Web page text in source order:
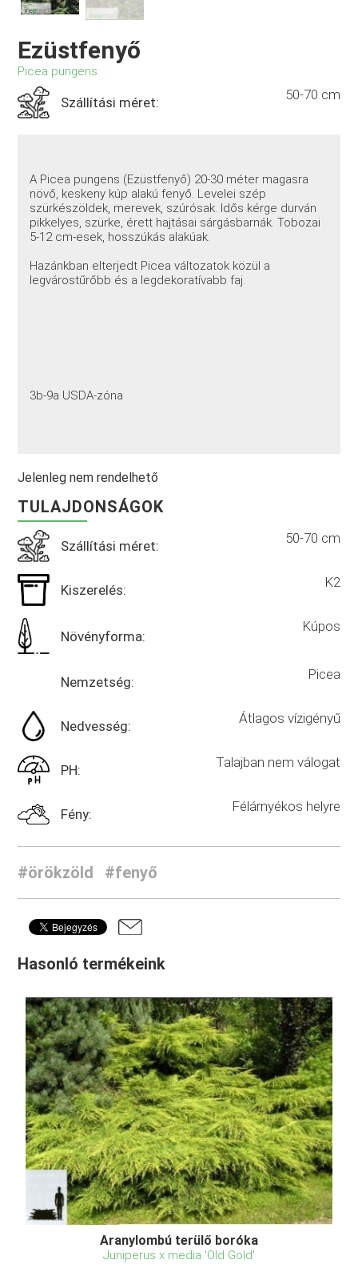
Ezüstfenyő
Picea pungens
Szállítási méret: 50-70 cm
A Picea pungens (Ezüstfenyő) 20-30 méter magasra
növő, keskeny kúp alakú fenyő. Levelei szép
szürkészöldek, merevek, szúrósak. Idős kérge durván
pikkelyes, szürke, érett hajtásai sárgásbarnák. Tobozai
5-12 cm-esek, hosszúkás alakúak.
Hazánkban elterjedt Picea változatok közül a
legvárostűrőbb és a legdekoratívabb faj.
3b-9a USDA-zóna
Jelenleg nem rendelhető
TULAJDONSÁGOK
Szállítási méret: 50-70 cm
Kiszerelés: K2
Növényforma:
Kúpos
Nemzetség: Picea
Nedvesség: Átlagos vízigényű
PH: Talajban nem válogat
Fény: Félárnyékos helyre
#örökzöld #fenyő
Hasonló termékeink
Aranylombú terülő boróka
Juniperus x media 'Old Gold'